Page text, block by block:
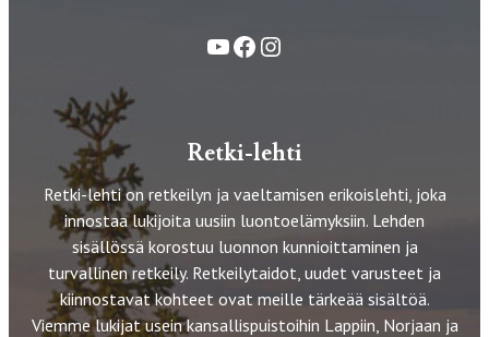
YouTube
FacebookInstagram
Retki-lehti
Retki-lehti on retkeilyn ja vaeltamisen erikoislehti, joka
innostaa lukijoita uusiin luontoelämyksiin. Lehden
sisällössä korostuu luonnon kunnioittaminen ja
turvallinen retkeily. Retkeilytaidot, uudet varusteet ja
kiinnostavat kohteet ovat meille tärkeää sisältöä.
Viemme lukijat usein kansallispuistoihin Lappiin, Norjaan ja